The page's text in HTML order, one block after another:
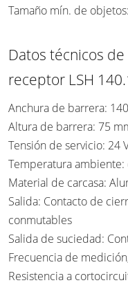
Tamaño mín. de
Datos técnicos
receptor LSH
Anchura de barrera:
Altura de barrera: 75
Tensión de servicio: 24
Temperatura ambiente:
Material de carcasa:
Salida: Contacto de
conmutables
Salida de suciedad:
Frecuencia de
Resistencia a